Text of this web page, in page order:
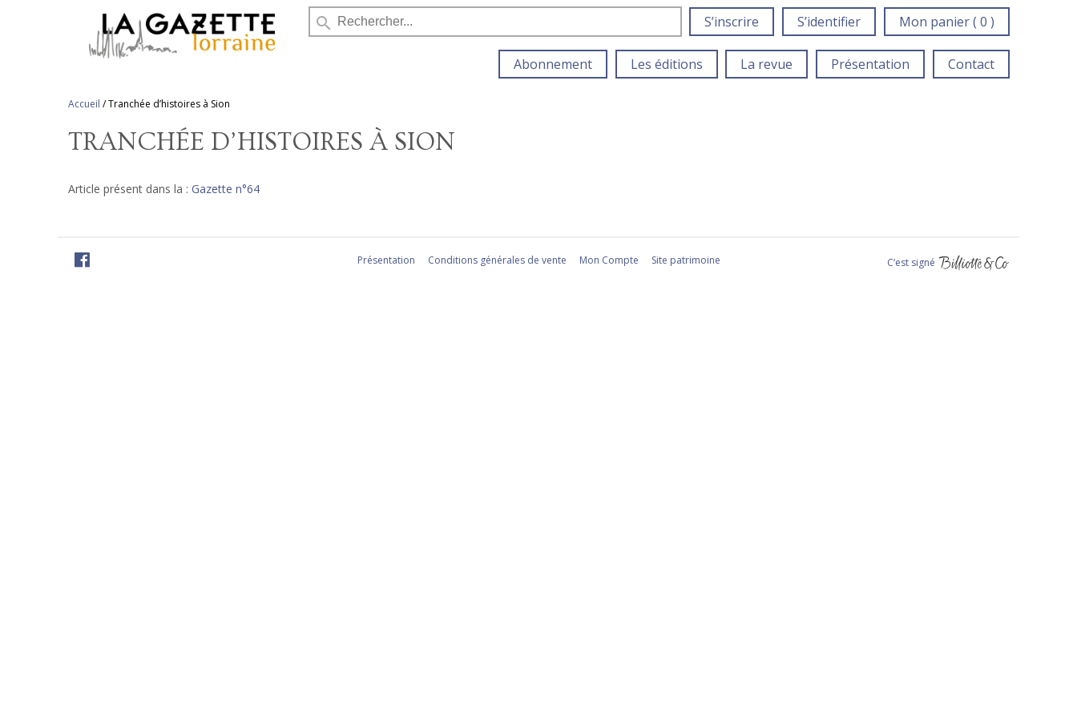
search S’inscrire S’identifier Mon panier ( 0 )
Abonnement Les éditions La revue Présentation Contact
Accueil /Tranchée d’histoires à Sion
TRANCHÉE D’HISTOIRES À SION
Article présent dans la : Gazette n°64
Présentation Conditions générales de vente Mon Compte Site patrimoine C‘est signé